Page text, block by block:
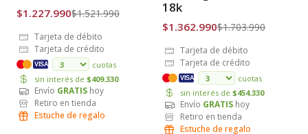
$1.227.990$1.521.990
Tarjeta de débito
Tarjeta de crédito
VISA
cuotas
sin interés de $409.330
Envío GRATIS hoy
Retiro en tienda
Estuche de regalo
18k
$1.362.990$1.703.990
Tarjeta de débito
Tarjeta de crédito
VISA
cuotas
sin interés de $454.330
Envío GRATIS hoy
Retiro en tienda
Estuche de regalo